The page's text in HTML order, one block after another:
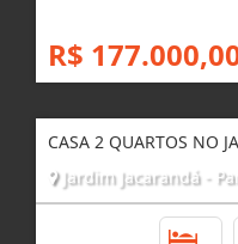
R$
CASA 2 QUARTOS NO
Jardim Jacarandá -